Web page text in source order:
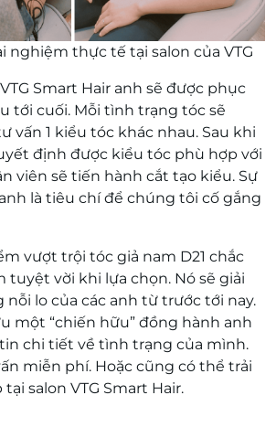
nghiệm thực tế tại salon của VTG
Smart Hair anh sẽ được phục
tới cuối. Mỗi tình trạng tóc sẽ
vấn 1 kiểu tóc khác nhau. Sau khi
định được kiểu tóc phù hợp với
viên sẽ tiến hành cắt tạo kiểu. Sự
là tiêu chí để chúng tôi cố gắng
vượt trội tóc giả nam D21 chắc
tuyệt vời khi lựa chọn. Nó sẽ giải
lo của các anh từ trước tới nay.
một “chiến hữu” đồng hành anh
chi tiết về tình trạng của mình.
miễn phí. Hoặc cũng có thể trải
salon VTG Smart Hair.